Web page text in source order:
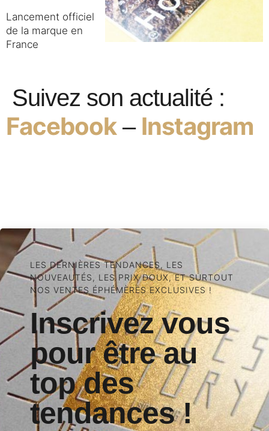
Lancement officiel
de la marque en
France
Suivez son actualité :
Facebook – Instagram
LES DERNIÈRES TENDANCES, LES
NOUVEAUTÉS, LES PRIX DOUX, ET SURTOUT
NOS VENTES ÉPHÉMÈRES EXCLUSIVES !
Inscrivez vous
pour être au
top des
tendances !